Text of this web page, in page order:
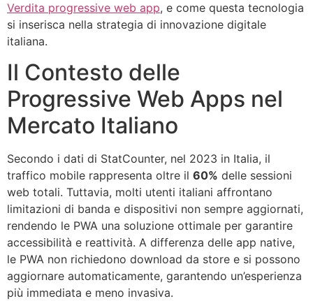
Verdita progressive web app, e come questa tecnologia
si inserisca nella strategia di innovazione digitale
italiana.
Il Contesto delle
Progressive Web Apps nel
Mercato Italiano
Secondo i dati di StatCounter, nel 2023 in Italia, il
traffico mobile rappresenta oltre il 60% delle sessioni
web totali. Tuttavia, molti utenti italiani affrontano
limitazioni di banda e dispositivi non sempre aggiornati,
rendendo le PWA una soluzione ottimale per garantire
accessibilità e reattività. A differenza delle app native,
le PWA non richiedono download da store e si possono
aggiornare automaticamente, garantendo un’esperienza
più immediata e meno invasiva.